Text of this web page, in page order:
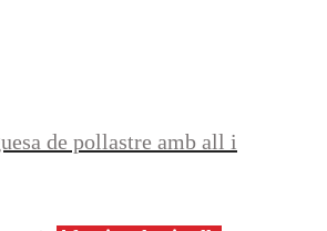
de pollastre amb all i